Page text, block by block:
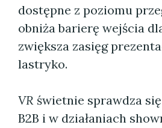
dostępne z poziomu
obniża barierę wejścia
zwiększa zasięg
lastryko.
VR świetnie sprawdza
B2B i w działaniach